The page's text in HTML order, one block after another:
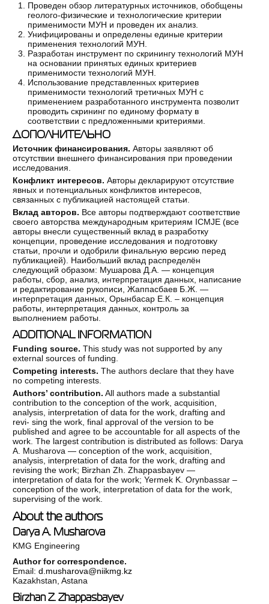
Проведен обзор литературных источников, обобщены
геолого-физические и технологические критерии
применимости МУН и проведен их анализ.
Унифицированы и определены единые критерии
применения технологий МУН.
Разработан инструмент по скринингу технологий МУН
на основании принятых единых критериев
применимости технологий МУН.
Использование представленных критериев
применимости технологий третичных МУН с
применением разработанного инструмента позволит
проводить скрининг по единому формату в
соответствии с предложенными критериями.
ДОПОЛНИТЕЛЬНО
Источник финансирования. Авторы заявляют об
отсутствии внешнего финансирования при проведении
исследования.
Конфликт интересов. Авторы декларируют отсутствие
явных и потенциальных конфликтов интересов,
связанных с публикацией настоящей статьи.
Вклад авторов. Все авторы подтверждают соответствие
своего авторства международным критериям ICMJE (все
авторы внесли существенный вклад в разработку
концепции, проведение исследования и подготовку
статьи, прочли и одобрили финальную версию перед
публикацией). Наибольший вклад распределён
следующий образом: Мушарова Д.А. ― концепция
работы, сбор, анализ, интерпретация данных, написание
и редактирование рукописи, Жаппасбаев Б.Ж. ―
интерпретация данных, Орынбасар Е.К. – концепция
работы, интерпретация данных, контроль за
выполнением работы.
ADDITIONAL INFORMATION
Funding source. This study was not supported by any
external sources of funding.
Competing interests. The authors declare that they have
no competing interests.
Authors’ contribution. All authors made a substantial
contribution to the conception of the work, acquisition,
analysis, interpretation of data for the work, drafting and
revi- sing the work, final approval of the version to be
published and agree to be accountable for all aspects of the
work. The largest contribution is distributed as follows: Darya
A. Musharova ― conception of the work, acquisition,
analysis, interpretation of data for the work, drafting and
revising the work; Birzhan Zh. Zhappasbayev ―
interpretation of data for the work; Yermek K. Orynbassar –
conception of the work, interpretation of data for the work,
supervising of the work.
About the authors
Darya A. Musharova
KMG Engineering
Author for correspondence.
Email:d.musharova@niikmg.kz
Kazakhstan, Astana
Birzhan Z. Zhappasbayev